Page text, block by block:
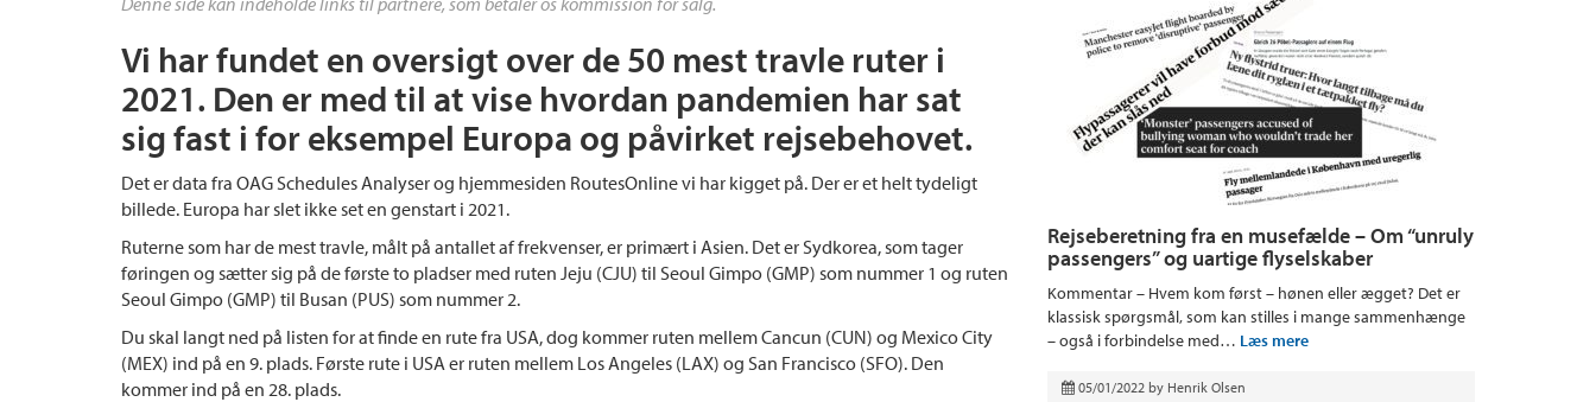
Vi har fundet en oversigt over de 50 mest travle ruter i
2021. Den er med til at vise hvordan pandemien har sat
sig fast i for eksempel Europa og påvirket rejsebehovet.
Det er data fra OAG Schedules Analyser og hjemmesiden RoutesOnline vi har kigget på. Der er et helt tydeligt
billede. Europa har slet ikke set en genstart i 2021.
Ruterne som har de mest travle, målt på antallet af frekvenser, er primært i Asien. Det er Sydkorea, som tager
føringen og sætter sig på de første to pladser med ruten Jeju (CJU) til Seoul Gimpo (GMP) som nummer 1 og ruten
Seoul Gimpo (GMP) til Busan (PUS) som nummer 2.
Du skal langt ned på listen for at finde en rute fra USA, dog kommer ruten mellem Cancun (CUN) og Mexico City
(MEX) ind på en 9. plads. Første rute i USA er ruten mellem Los Angeles (LAX) og San Francisco (SFO). Den
kommer ind på en 28. plads.
Rejseberetning fra en musefælde – Om “unruly
passengers” og uartige flyselskaber
Kommentar – Hvem kom først – hønen eller ægget? Det er
klassisk spørgsmål, som kan stilles i mange sammenhænge
– også i forbindelse med… Læs mere
05/01/2022 by Henrik Olsen